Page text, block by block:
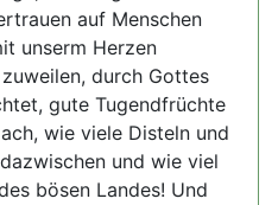
auf Menschen
unserm Herzen
durch Gottes
gute Tugendfrüchte
wie viele Disteln und
und wie viel
bösen Landes! Und